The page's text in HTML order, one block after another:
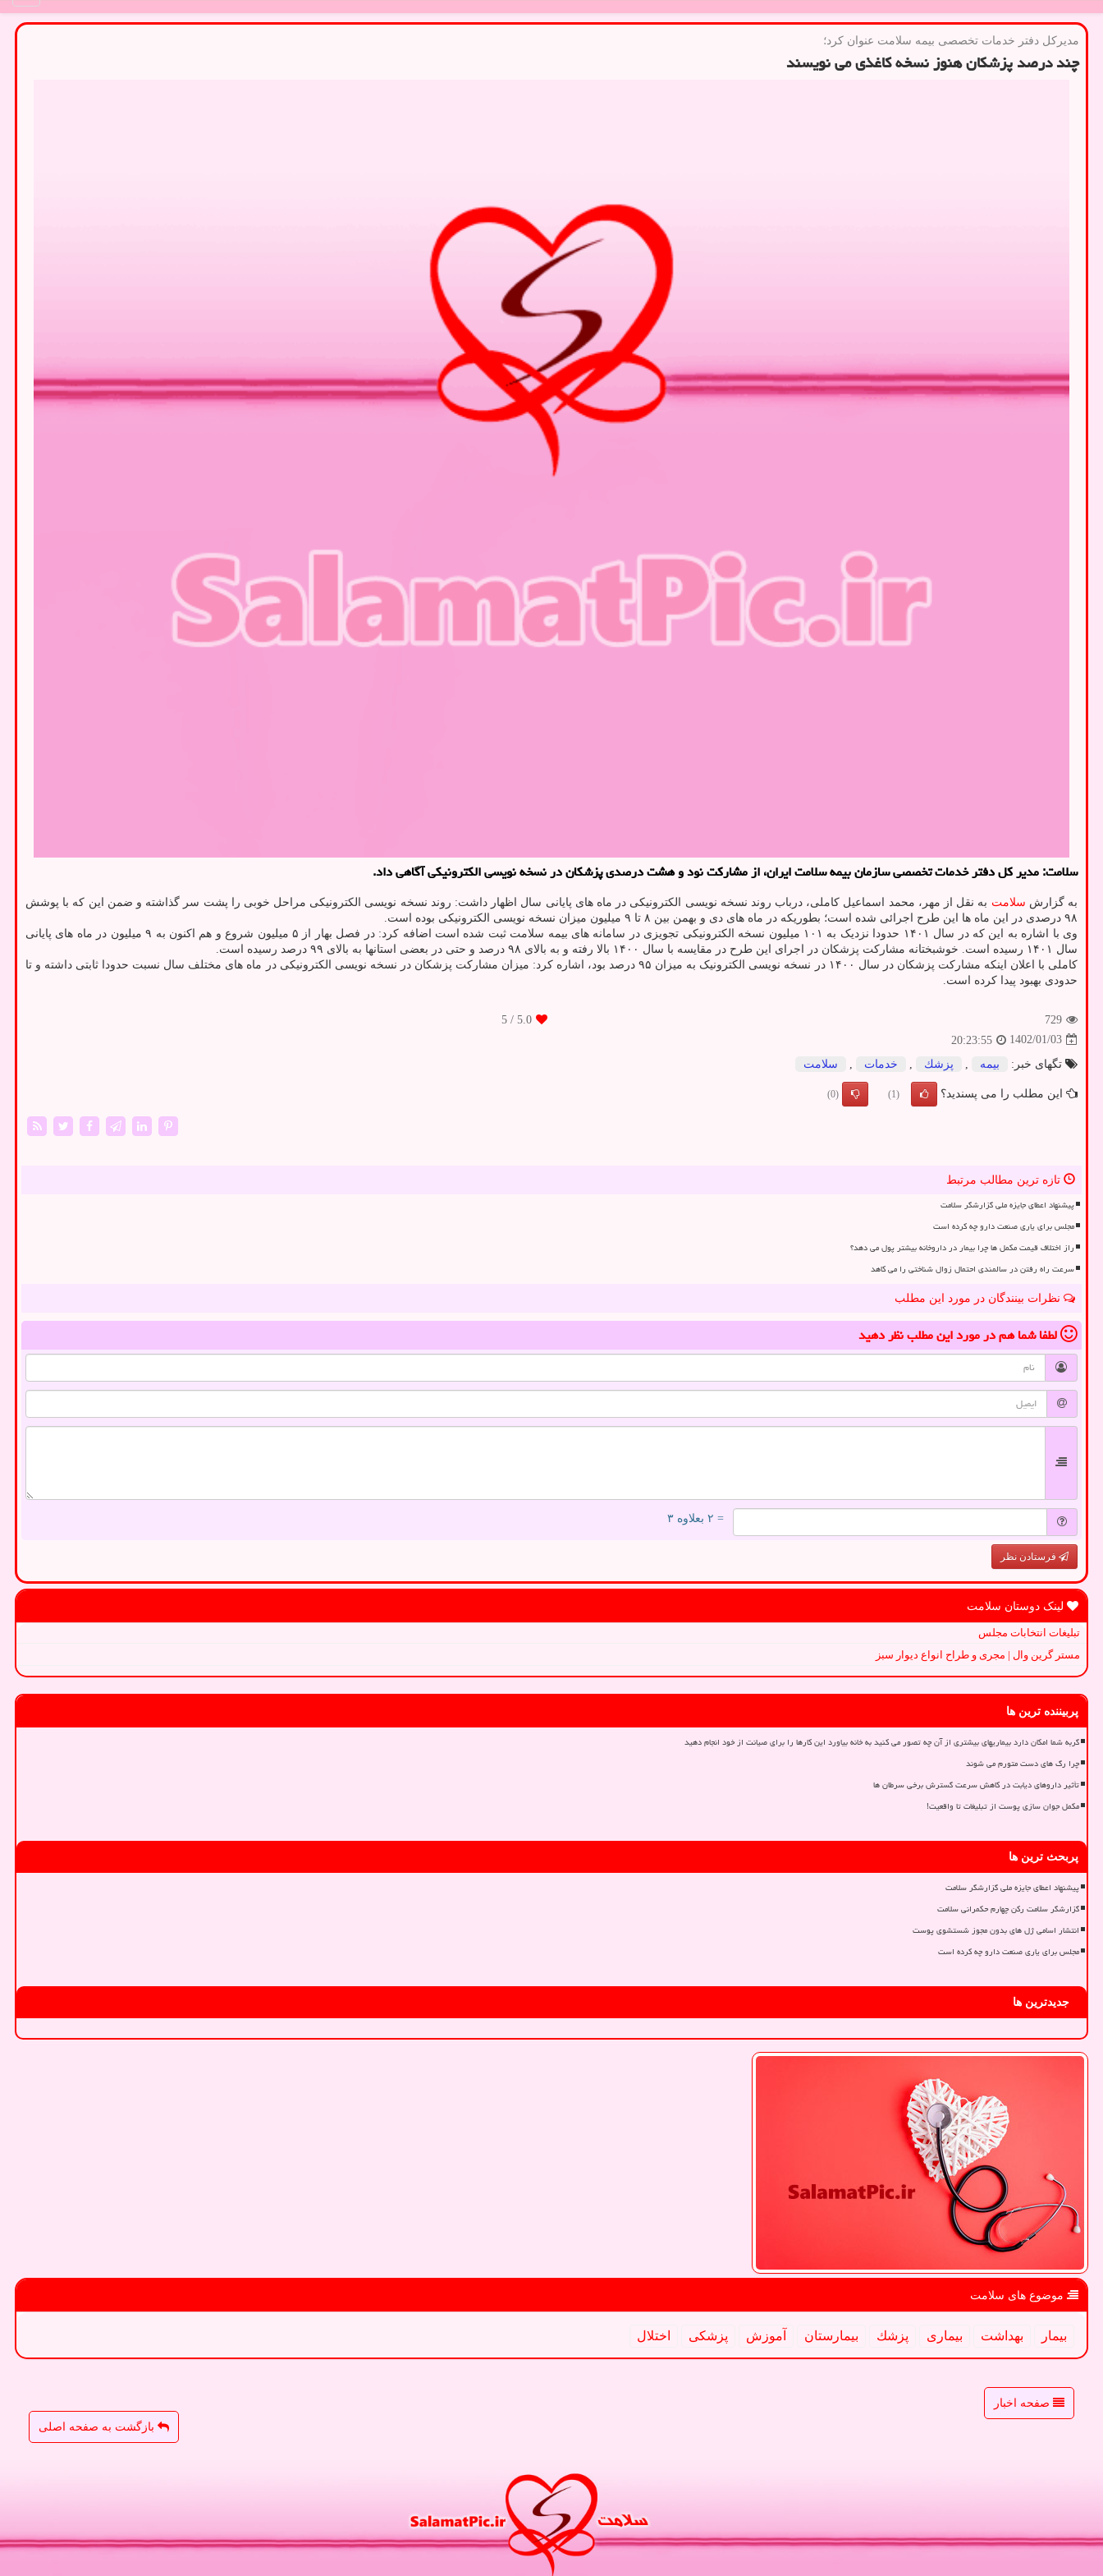
مدیركل دفتر خدمات تخصصی بیمه سلامت عنوان كرد؛
چند درصد پزشکان هنوز نسخه کاغذی می نویسند
سلامت: مدیر کل دفتر خدمات تخصصی سازمان بیمه سلامت ایران، از مشارکت نود و هشت درصدی پزشکان در نسخه نویسی الکترونیکی آگاهی داد.
به گزارش سلامت به نقل از مهر، محمد اسماعیل کاملی، درباب روند نسخه نویسی الکترونیکی در ماه های پایانی سال اظهار داشت: روند نسخه نویسی الکترونیکی مراحل خوبی را پشت سر گذاشته و ضمن این که با پوشش
۹۸ درصدی در این ماه ها این طرح اجرائی شده است؛ بطوریکه در ماه های دی و بهمن بین ۸ تا ۹ میلیون میزان نسخه نویسی الکترونیکی بوده است.
وی با اشاره به این که در سال ۱۴۰۱ حدودا نزدیک به ۱۰۱ میلیون نسخه الکترونیکی تجویزی در سامانه های بیمه سلامت ثبت شده است اضافه کرد: در فصل بهار از ۵ میلیون شروع و هم اکنون به ۹ میلیون در ماه های پایانی
سال ۱۴۰۱ رسیده است. خوشبختانه مشارکت پزشکان در اجرای این طرح در مقایسه با سال ۱۴۰۰ بالا رفته و به بالای ۹۸ درصد و حتی در بعضی استانها به بالای ۹۹ درصد رسیده است.
کاملی با اعلان اینکه مشارکت پزشکان در سال ۱۴۰۰ در نسخه نویسی الکترونیک به میزان ۹۵ درصد بود، اشاره کرد: میزان مشارکت پزشکان در نسخه نویسی الکترونیکی در ماه های مختلف سال نسبت حدودا ثابتی داشته و تا
حدودی بهبود پیدا کرده است.
729
5.0
/ 5
1402/01/03
20:23:55
تگهای خبر:
بیمه پزشك خدمات سلامت
این مطلب را می پسندید؟ (1)
(0)
تازه ترین مطالب مرتبط
پیشنهاد اعطای جایزه ملی گزارشگر سلامت
مجلس برای یاری صنعت دارو چه کرده است
راز اختلاف قیمت مکمل ها چرا بیمار در داروخانه بیشتر پول می دهد؟
سرعت راه رفتن در سالمندی احتمال زوال شناختی را می کاهد
نظرات بینندگان در مورد این مطلب
لطفا شما همدر مورد این مطلبنظر دهید
= ۲ بعلاوه ۳
فرستادن نظر
لینک دوستان سلامت
تبلیغات انتخابات مجلس
مستر گرین وال | مجری و طراح انواع دیوار سبز
پربیننده ترین ها
گربه شما امکان دارد بیماریهای بیشتری از آن چه تصور می کنید به خانه بیاورد این کارها را برای صیانت از خود انجام دهید
چرا رگ های دست متورم می شوند
تأثیر داروهای دیابت در کاهش سرعت گسترش برخی سرطان ها
مکمل جوان سازی پوست از تبلیغات تا واقعیت!
پربحث ترین ها
پیشنهاد اعطای جایزه ملی گزارشگر سلامت
گزارشگر سلامت رکن چهارم حکمرانی سلامت
انتشار اسامی ژل های بدون مجوز شستشوی پوست
مجلس برای یاری صنعت دارو چه کرده است
جدیدترین ها
موضوع های سلامت
بیمار بهداشت بیماری پزشك بیمارستان آموزش پزشكی اختلال
صفحه اخبار
بازگشت به صفحه اصلی